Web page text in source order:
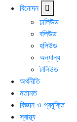
বিনোদন
ঢালিউড
বলিউড
হলিউড
অন্যান্য
টালিউড
অর্থনীতি
মতামত
বিজ্ঞান ও প্রযুক্তি
স্বাস্থ্য